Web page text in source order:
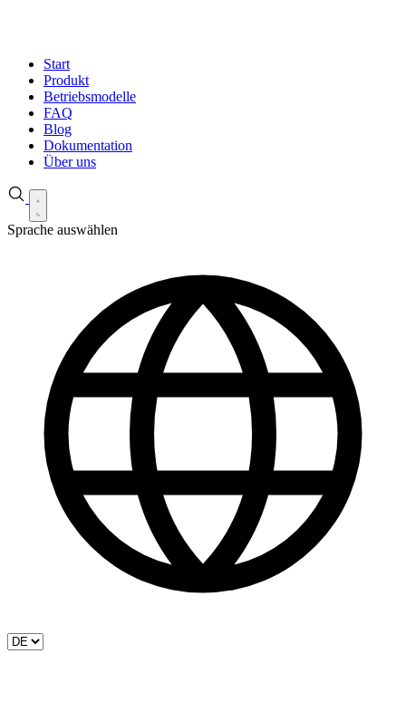
Start
Produkt
Betriebsmodelle
FAQ
Blog
Dokumentation
Über uns
Sprache auswählen